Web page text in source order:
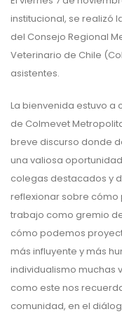
institucional, se realizó
del Consejo Regional
Veterinario de Chile
asistentes.
La bienvenida estuvo a
de Colmevet
breve discurso donde
una valiosa
colegas destacados y
reflexionar sobre
trabajo como gremio
cómo podemos
más influyente y más
individualismo muchas
como este nos
comunidad, en el